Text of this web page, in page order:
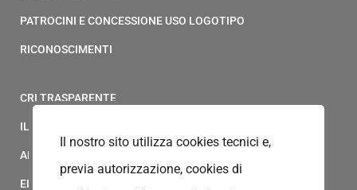
PATROCINI E CONCESSIONE USO LOGOTIPO
RICONOSCIMENTI
CRI TRASPARENTE
IL MODELLO 231 DELLA CROCE ROSSA ITALIANA
ALBO FORNITORI
ELENCO AVVOCATI
Il nostro sito utilizza cookies tecnici e,
previa autorizzazione, cookies di